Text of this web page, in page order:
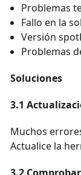
Problemas
Fallo en la
Versión
Problemas
Soluciones
3.1
Muchos
Actualice la